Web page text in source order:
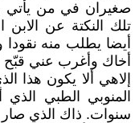
صغيران في من يأتي
تلك النكتة عن الابن
أيضا يطلب منه نقودا
أخاك وأغرب عني قبّح
إلاهي ألا يكون هذا
المنوبي الطبي